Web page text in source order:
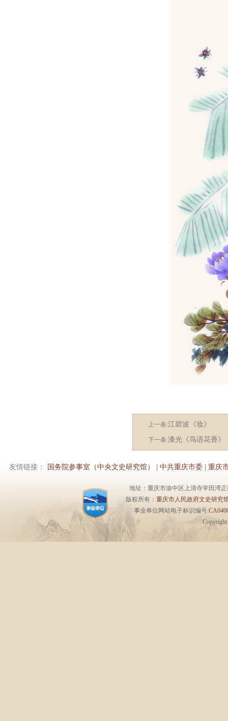
上一条:江碧波《妆》
下一条:漆光《鸟语花香》
友情链接： 国务院参事室（中央文史研究馆） 中共重庆市委 重庆
地址：重庆市渝中区上清寺学田湾
版权所有： 重庆市人民政府文史研究
事业单位网站电子标识编号: